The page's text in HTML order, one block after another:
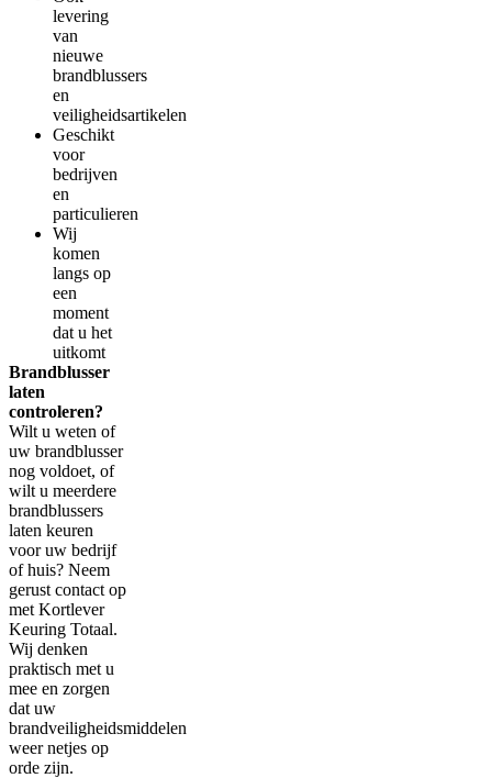
levering
van
nieuwe
brandblussers
en
veiligheidsartikelen
Geschikt
voor
bedrijven
en
particulieren
Wij
komen
langs op
een
moment
dat u het
uitkomt
Brandblusser
laten
controleren?
Wilt u weten of
uw brandblusser
nog voldoet, of
wilt u meerdere
brandblussers
laten keuren
voor uw bedrijf
of huis? Neem
gerust contact op
met Kortlever
Keuring Totaal.
Wij denken
praktisch met u
mee en zorgen
dat uw
brandveiligheidsmiddelen
weer netjes op
orde zijn.